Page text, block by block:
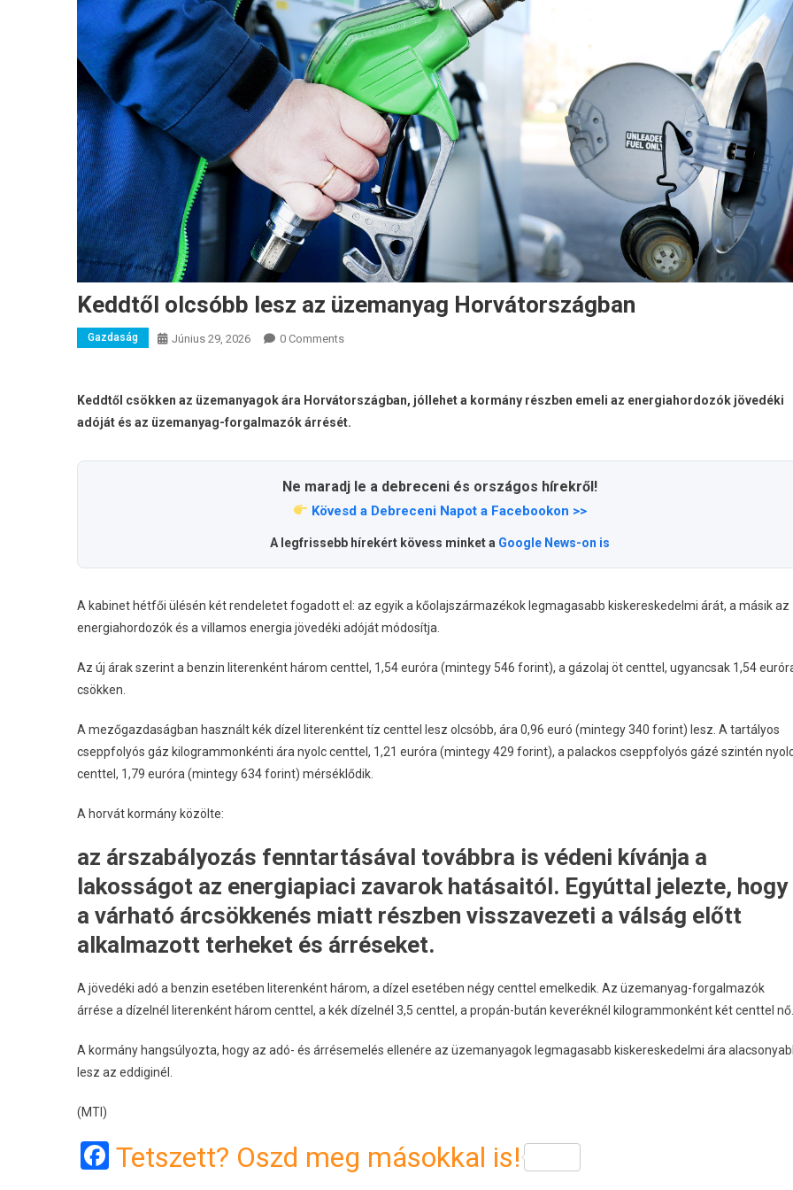
Keddtől olcsóbb lesz az üzemanyag Horvátországban
Gazdaság Június 29, 2026 0 Comments
Keddtől csökken az üzemanyagok ára Horvátországban, jóllehet a kormány részben emeli az energiahordozók jövedéki
adóját és az üzemanyag-forgalmazók árrését.
Ne maradj le a debreceni és országos hírekről!
Kövesd a Debreceni Napot a Facebookon >>
A legfrissebb hírekért kövess minket a Google News-on is
A kabinet hétfői ülésén két rendeletet fogadott el: az egyik a kőolajszármazékok legmagasabb kiskereskedelmi árát, a másik az
energiahordozók és a villamos energia jövedéki adóját módosítja.
Az új árak szerint a benzin literenként három centtel, 1,54 euróra (mintegy 546 forint), a gázolaj öt centtel, ugyancsak 1,54
csökken.
A mezőgazdaságban használt kék dízel literenként tíz centtel lesz olcsóbb, ára 0,96 euró (mintegy 340 forint) lesz. A tartályos
cseppfolyós gáz kilogrammonkénti ára nyolc centtel, 1,21 euróra (mintegy 429 forint), a palackos cseppfolyós gázé szintén
centtel, 1,79 euróra (mintegy 634 forint) mérséklődik.
A horvát kormány közölte:
az árszabályozás fenntartásával továbbra is védeni kívánja a
lakosságot az energiapiaci zavarok hatásaitól. Egyúttal jelezte, hogy
a várható árcsökkenés miatt részben visszavezeti a válság előtt
alkalmazott terheket és árréseket.
A jövedéki adó a benzin esetében literenként három, a dízel esetében négy centtel emelkedik. Az üzemanyag-forgalmazók
árrése a dízelnél literenként három centtel, a kék dízelnél 3,5 centtel, a propán-bután keveréknél kilogrammonként két centtel nő.
A kormány hangsúlyozta, hogy az adó- és árrésemelés ellenére az üzemanyagok legmagasabb kiskereskedelmi ára
lesz az eddiginél.
(MTI)
Facebook
Tetszett? Oszd meg másokkal is!